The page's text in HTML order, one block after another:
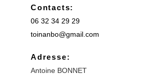
Contacts:
06 32 34 29 29
toinanbo@gmail.com
Adresse:
Antoine BONNET